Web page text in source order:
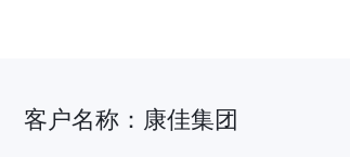
客户名称：康佳集团